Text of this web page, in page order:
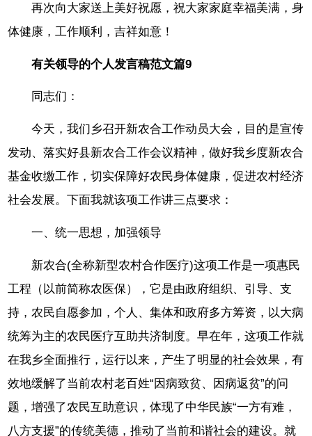
再次向大家送上美好祝愿，祝大家家庭幸福美满，身
体健康，工作顺利，吉祥如意！
有关领导的个人发言稿范文篇9
同志们：
今天，我们乡召开新农合工作动员大会，目的是宣传
发动、落实好县新农合工作会议精神，做好我乡度新农合
基金收缴工作，切实保障好农民身体健康，促进农村经济
社会发展。下面我就该项工作讲三点要求：
一、统一思想，加强领导
新农合(全称新型农村合作医疗)这项工作是一项惠民
工程（以前简称农医保），它是由政府组织、引导、支
持，农民自愿参加，个人、集体和政府多方筹资，以大病
统筹为主的农民医疗互助共济制度。早在年，这项工作就
在我乡全面推行，运行以来，产生了明显的社会效果，有
效地缓解了当前农村老百姓“因病致贫、因病返贫”的问
题，增强了农民互助意识，体现了中华民族“一方有难，
八方支援”的传统美德，推动了当前和谐社会的建设。就